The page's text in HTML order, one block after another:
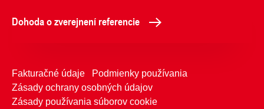
Dohoda o zverejnení referencie
Fakturačné údaje
Podmienky používania
Zásady ochrany osobných údajov
Zásady používania súborov cookie